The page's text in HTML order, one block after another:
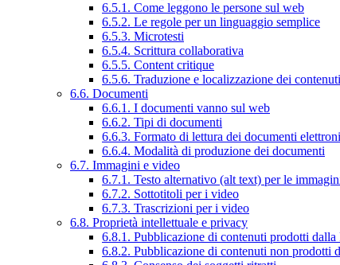
6.5.1. Come leggono le persone sul web
6.5.2. Le regole per un linguaggio semplice
6.5.3. Microtesti
6.5.4. Scrittura collaborativa
6.5.5. Content critique
6.5.6. Traduzione e localizzazione dei contenuti
6.6. Documenti
6.6.1. I documenti vanno sul web
6.6.2. Tipi di documenti
6.6.3. Formato di lettura dei documenti
6.6.4. Modalità di produzione dei documenti
6.7. Immagini e video
6.7.1. Testo alternativo (alt text) per le
6.7.2. Sottotitoli per i video
6.7.3. Trascrizioni per i video
6.8. Proprietà intellettuale e privacy
6.8.1. Pubblicazione di contenuti prodotti
6.8.2. Pubblicazione di contenuti non prodotti